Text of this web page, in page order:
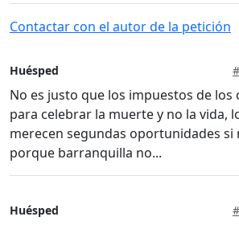
Contactar con el autor de la petición
Huésped
No es justo que los impuestos de los
para celebrar la muerte y no la vida,
merecen segundas oportunidades si
porque barranquilla no...
Huésped